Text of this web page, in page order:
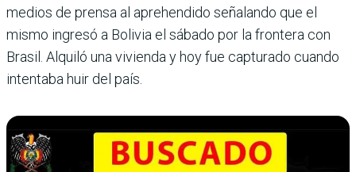
medios de prensa al aprehendido señalando que el
mismo ingresó a Bolivia el sábado por la frontera con
Brasil. Alquiló una vivienda y hoy fue capturado cuando
intentaba huir del país.